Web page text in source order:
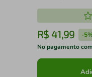
R$ 41,99 -
No pagamento